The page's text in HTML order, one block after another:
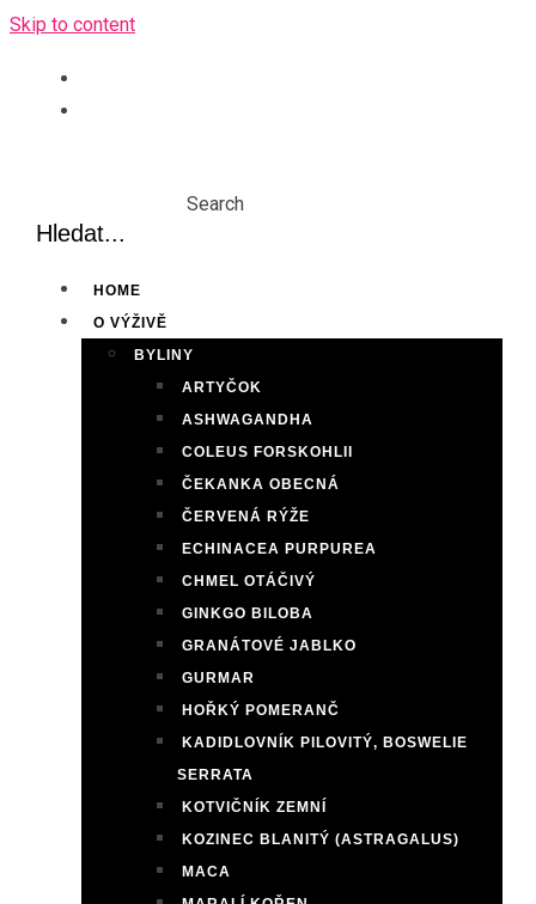
Skip to content
Search
HOME
O VÝŽIVĚ
BYLINY
ARTYČOK
ASHWAGANDHA
COLEUS FORSKOHLII
ČEKANKA OBECNÁ
ČERVENÁ RÝŽE
ECHINACEA PURPUREA
CHMEL OTÁČIVÝ
GINKGO BILOBA
GRANÁTOVÉ JABLKO
GURMAR
HOŘKÝ POMERANČ
KADIDLOVNÍK PILOVITÝ, BOSWELIE
SERRATA
KOTVIČNÍK ZEMNÍ
KOZINEC BLANITÝ (ASTRAGALUS)
MACA